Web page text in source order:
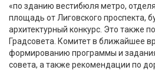
«по зданию вестибюля метро,
площадь от Лиговского проспекта,
архитектурный конкурс. Это также
Градсовета. Комитет в ближайшее
формированию программы и
совета, а также рекомендации по